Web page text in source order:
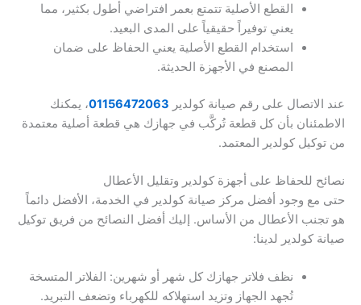
القطع الأصلية تتمتع بعمر افتراضي أطول بكثير، مما
يعني توفيراً حقيقياً على المدى البعيد.
استخدام القطع الأصلية يعني الحفاظ على ضمان
المصنع في الأجهزة الحديثة.
عند الاتصال على رقم صيانة كولدير 01156472063، يمكنك
الاطمئنان بأن كل قطعة تُركَّب في جهازك هي قطعة أصلية معتمدة
من توكيل كولدير المعتمد.
نصائح للحفاظ على أجهزة كولدير وتقليل الأعطال
حتى مع وجود أفضل مركز صيانة كولدير في الخدمة، الأفضل دائماً
هو تجنب الأعطال من الأساس. إليك أفضل النصائح من فريق توكيل
صيانة كولدير لدينا:
نظف فلاتر جهازك كل شهر أو شهرين: الفلاتر المتسخة
تُجهد الجهاز وتزيد استهلاكه للكهرباء وتضعف التبريد.